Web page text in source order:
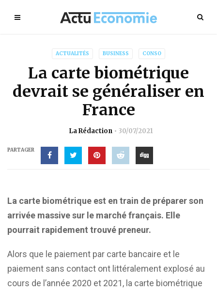
ACTUALITÉS BUSINESS CONSO
La carte biométrique
devrait se généraliser en
France
La Rédaction 30/07/2021
PARTAGER
La carte biométrique est en train de préparer son
arrivée massive sur le marché français. Elle
pourrait rapidement trouvé preneur.
Alors que le paiement par carte bancaire et le
paiement sans contact ont littéralement explosé au
cours de l’année 2020 et 2021, la carte biométrique